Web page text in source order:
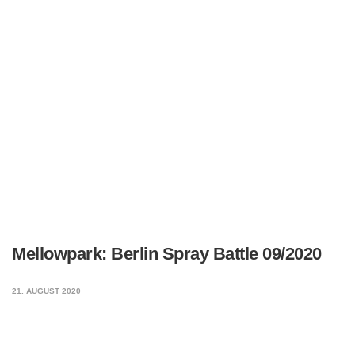
Mellowpark: Berlin Spray Battle 09/2020
21. AUGUST 2020